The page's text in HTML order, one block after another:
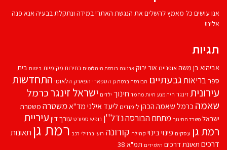
אנו עושים כל מאמץ להשלים את הנגשת האתר! במידה ונתקלת בבעיה אנא פנה
אלינו!
תגיות
אביהוא בן משהאופניים אור ירוק ארנונה בורסת היהלומים בחירות מקומיות ביטוח בית
ספרבריאותגבעתיים הבורסה ברמת גן הספארי הפארק הלאומי התחדשות
עירוניתזינגר חיה מנע חיות מחמד חינוך ילדים ישראל זינגרכרמל
שאמה כרמל שאמה הכהן לימודים ליעד אילנימד''אמשטרה משטרת
ישראל משרד החינוך מתחם הבורסהנדל''ן נופש ספורט עורך דין עיריית
רמת גן עסקים פינוי בינוי קהילה קורונה רועי ברזילי רכב רמת גן תאונות
דרכים תאונת דרכים תלמידים תמ"א 38